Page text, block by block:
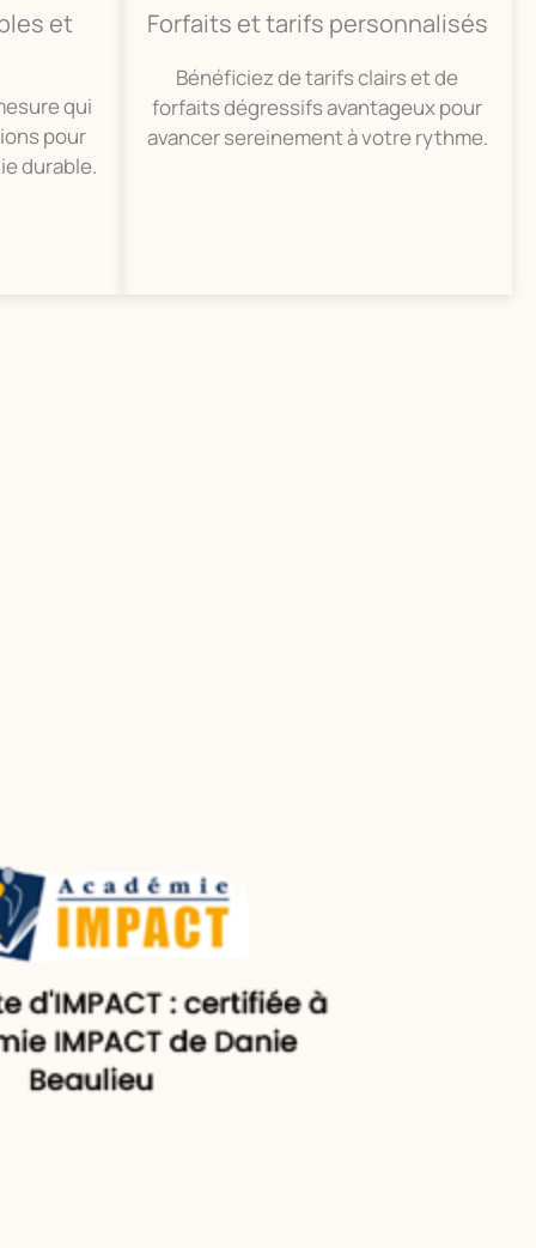
et
qui
pour
durable.
Forfaits et tarifs personnalisés
Bénéficiez de tarifs clairs et de
forfaits dégressifs avantageux pour
avancer sereinement à votre rythme.